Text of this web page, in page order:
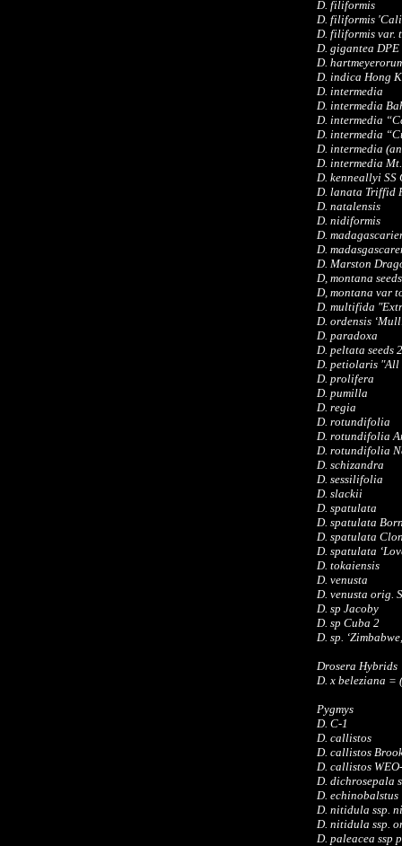
D. filiformis
D. filiformis
D. filiformis var.
D. gigantea DPE
D.
D. indica Hong
D. intermedia
D. intermedia
D. intermedia
D. intermedia
D. intermedia
D. intermedia
D. kenneallyi SS
D. lanata Triffid
D. natalensis
D. nidiformis
D.
D.
D. Marston
D, montana
D, montana var
D. multifida
D. ordensis
D. paradoxa
D. peltata seeds
D. petiolaris "All
D. prolifera
D. pumilla
D. regia
D. rotundifolia
D. rotundifolia
D. rotundifolia
D. schizandra
D. sessilifolia
D. slackii
D. spatulata
D. spatulata
D. spatulata
D. spatulata
D. tokaiensis
D. venusta
D. venusta orig.
D. sp Jacoby
D. sp Cuba 2
D. sp.
Drosera Hybrids
D. x beleziana =
Pygmys
D. C-1
D. callistos
D. callistos
D. callistos
D. dichrosepala
D. echinobalstus
D. nitidula ssp.
D. nitidula ssp.
D. paleacea ssp